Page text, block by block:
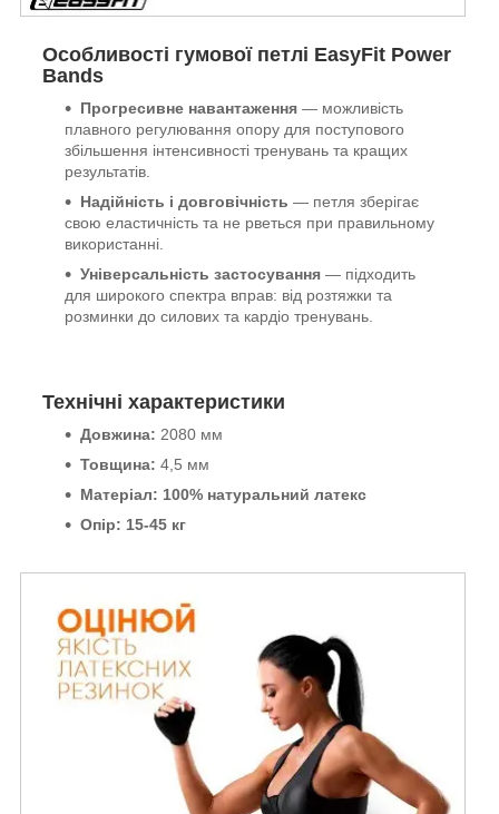
Особливості гумової петлі EasyFit Power
Bands
Прогресивне навантаження — можливість
плавного регулювання опору для поступового
збільшення інтенсивності тренувань та кращих
результатів.
Надійність і довговічність — петля зберігає
свою еластичність та не рветься при правильному
використанні.
Універсальність застосування — підходить
для широкого спектра вправ: від розтяжки та
розминки до силових та кардіо тренувань.
Технічні характеристики
Довжина: 2080 мм
Товщина: 4,5 мм
Матеріал: 100% натуральний латекс
Опір: 15-45 кг